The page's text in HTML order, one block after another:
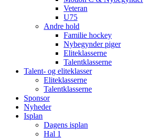
Veteran
U75
Andre hold
Familie hockey
Nybegynder piger
Eliteklasserne
Talentklasserne
Talent- og eliteklasser
Eliteklasserne
Talentklasserne
Sponsor
Nyheder
Isplan
Dagens isplan
Hal 1